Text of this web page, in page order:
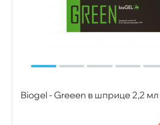
Biogel - Greeen в шприце 2,2 мл